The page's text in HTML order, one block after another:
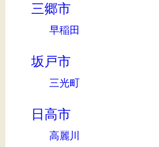
三郷市
早稲田
坂戸市
三光町
日高市
高麗川